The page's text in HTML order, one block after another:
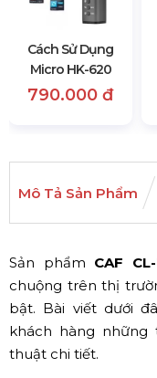
Cách Sử Dụng
Micro HK-620
790.000 đ
Mô Tả Sản Phẩm
Sản phẩm CAF
chuộng trên thị
bật. Bài viết dưới
khách hàng
thuật chi tiết.